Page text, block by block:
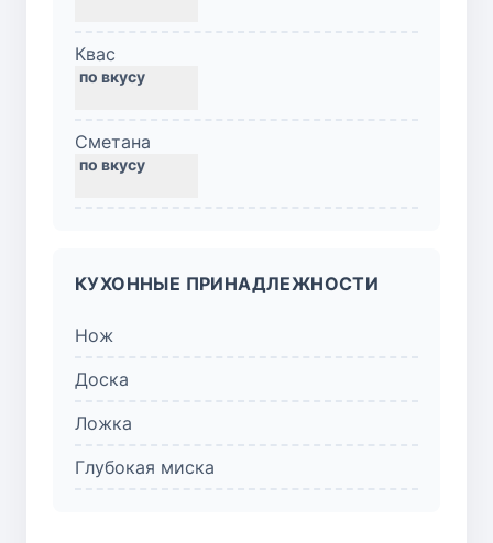
Квас
Сметана
КУХОННЫЕ ПРИНАДЛЕЖНОСТИ
Нож
Доска
Ложка
Глубокая миска